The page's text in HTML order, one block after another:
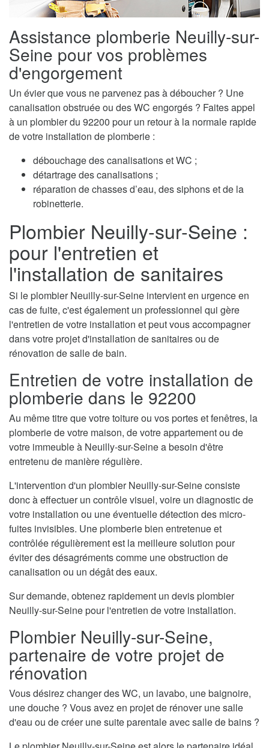
Assistance plomberie Neuilly-sur-
Seine pour vos problèmes
d'engorgement
Un évier que vous ne parvenez pas à déboucher ? Une
canalisation obstruée ou des WC engorgés ? Faites appel
à un plombier du 92200 pour un retour à la normale rapide
de votre installation de plomberie :
débouchage des canalisations et WC ;
détartrage des canalisations ;
réparation de chasses d’eau, des siphons et de la
robinetterie.
Plombier Neuilly-sur-Seine :
pour l'entretien et
l'installation de sanitaires
Si le plombier Neuilly-sur-Seine intervient en urgence en
cas de fuite, c'est également un professionnel qui gère
l'entretien de votre installation et peut vous accompagner
dans votre projet d'installation de sanitaires ou de
rénovation de salle de bain.
Entretien de votre installation de
plomberie dans le 92200
Au même titre que votre toiture ou vos portes et fenêtres, la
plomberie de votre maison, de votre appartement ou de
votre immeuble à Neuilly-sur-Seine a besoin d'être
entretenu de manière régulière.
L'intervention d'un plombier Neuilly-sur-Seine consiste
donc à effectuer un contrôle visuel, voire un diagnostic de
votre installation ou une éventuelle détection des micro-
fuites invisibles. Une plomberie bien entretenue et
contrôlée régulièrement est la meilleure solution pour
éviter des désagréments comme une obstruction de
canalisation ou un dégât des eaux.
Sur demande, obtenez rapidement un devis plombier
Neuilly-sur-Seine pour l'entretien de votre installation.
Plombier Neuilly-sur-Seine,
partenaire de votre projet de
rénovation
Vous désirez changer des WC, un lavabo, une baignoire,
une douche ? Vous avez en projet de rénover une salle
d'eau ou de créer une suite parentale avec salle de bains ?